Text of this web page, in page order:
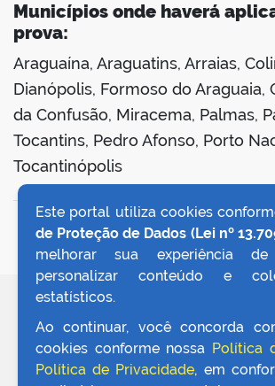
Municípios onde haverá
prova:
Araguaína, Araguatins, Arraias,
Dianópolis, Formoso do Araguaia,
da Confusão, Miracema, Palmas,
Tocantins, Pedro Afonso, Porto
Tocantinópolis
VOLTAR AO TOPO
Este portal utiliza cookies
de Proteção de Dados (Lei nº
melhorar sua experiência de
personalizar conteúdo e
estatísticos.
Ao continuar, você concorda
cookies conforme nossa Política
Política de Privacidade, em